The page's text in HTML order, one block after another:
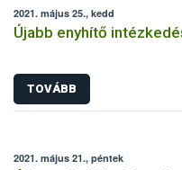
2021. május 25., kedd
Újabb enyhítő
TOVÁBB
2021. május 21., péntek